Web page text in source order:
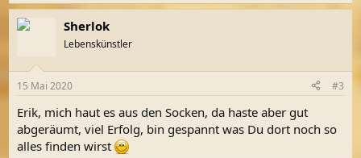
a
k
e
:
Sherlok
Lebenskünstler
15 Mai 2020 #3
Erik, mich haut es aus den Socken, da haste aber gut
abgeräumt, viel Erfolg, bin gespannt was Du dort noch so
alles finden wirst